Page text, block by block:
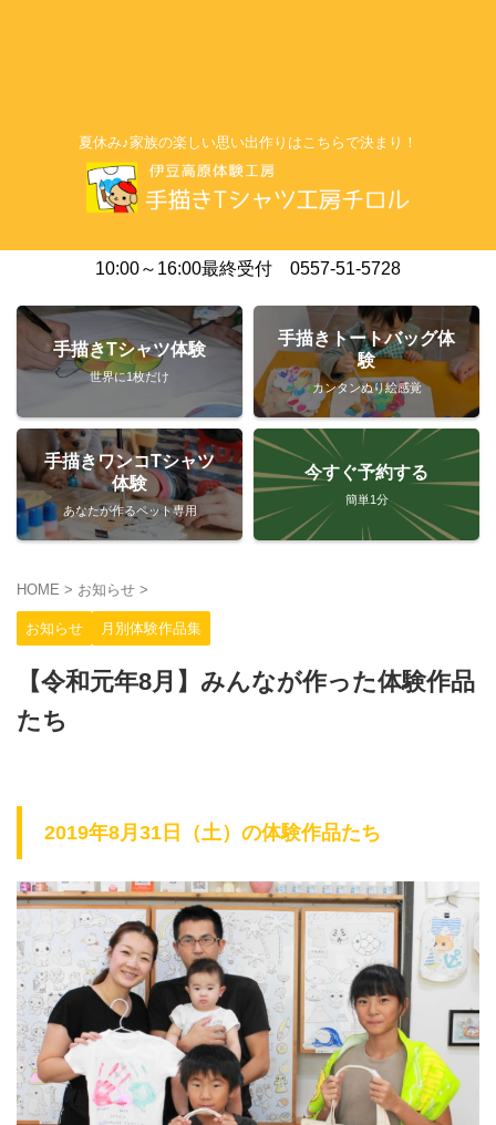
夏休み♪家族の楽しい思い出作りはこちらで決まり！
10:00～16:00最終受付 0557-51-5728
手描きTシャツ体験
世界に1枚だけ
手描きトートバッグ体
験
カンタンぬり絵感覚
手描きワンコTシャツ
体験
あなたが作るペット専用
今すぐ予約する
簡単1分
HOME > お知らせ >
お知らせ 月別体験作品集
【令和元年8月】みんなが作った体験作品
たち
2019年8月31日（土）の体験作品たち